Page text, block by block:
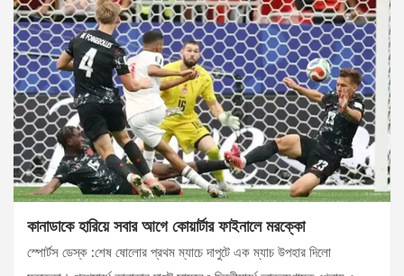
কানাডাকে হারিয়ে সবার আগে কোয়ার্টার ফাইনালে মরক্কো
স্পোর্টস ডেস্ক :শেষ ষোলোর প্রথম ম্যাচে দাপুটে এক ম্যাচ উপহার দিলো